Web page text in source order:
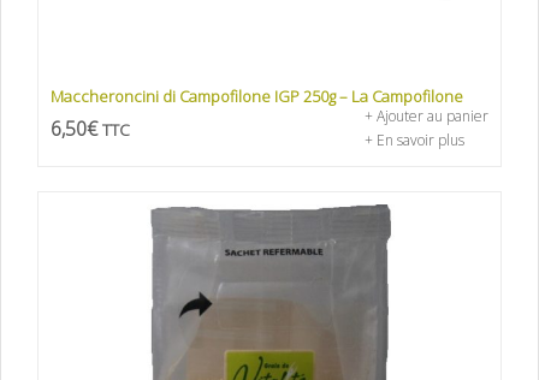
Maccheroncini di Campofilone IGP 250g – La Campofilone
6,50€ TTC
+ Ajouter au panier
+ En savoir plus